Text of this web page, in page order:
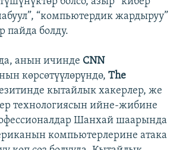
“компьютердик жардыруу”
пайда болду.
анын ичинде СNN
көрсөтүүлөрүндө, The
кытайлык хакерлер, же
технологиясын ийне-жибине
Шанхай шаарында
компьютерлерине атака